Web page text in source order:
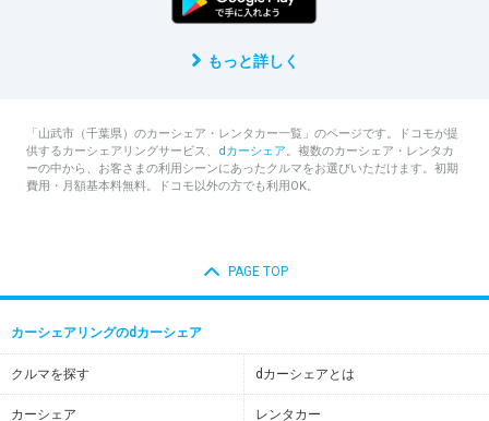
もっと詳しく
「山武市（千葉県）のカーシェア・レンタカー一覧」のページです。ドコモが提
供するカーシェアリングサービス、 dカーシェア。複数のカーシェア・レンタカ
ーの中から、お客さまの利用シーンにあったクルマをお選びいただけます。初期
費用・月額基本料無料。ドコモ以外の方でも利用OK。
PAGE TOP
カーシェアリングのdカーシェア
クルマを探す dカーシェアとは
カーシェア レンタカー